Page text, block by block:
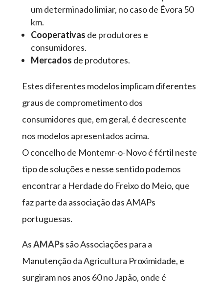
um determinado limiar, no caso de Évora 50
km.
Cooperativas de produtores e
consumidores.
Mercados de produtores.
Estes diferentes modelos implicam diferentes
graus de comprometimento dos
consumidores que, em geral, é decrescente
nos modelos apresentados acima.
O concelho de Montemr-o-Novo é fértil neste
tipo de soluções e nesse sentido podemos
encontrar a Herdade do Freixo do Meio, que
faz parte da associação das AMAPs
portuguesas.
AsAMAPs são Associações para a
Manutenção da Agricultura Proximidade, e
surgiram nos anos 60 no Japão, onde é